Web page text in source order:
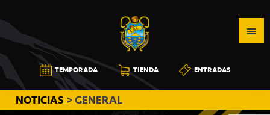
a
la
navegación
principal
al
contenido
principal
a
la
barra
lateral
principal
CB
CANARIAS
TEMPORADA TIENDA ENTRADAS
NOTICIAS > GENERAL